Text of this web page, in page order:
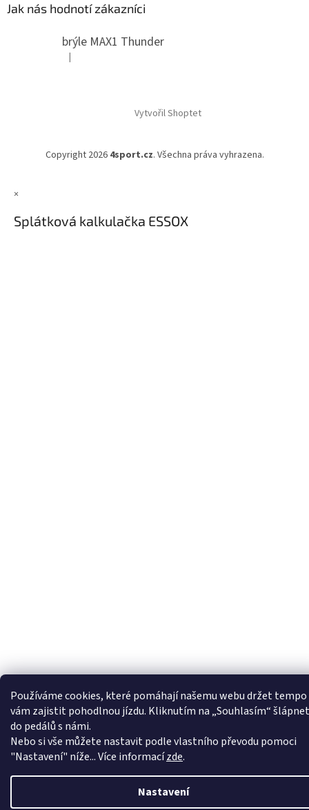
Používáme cookies, které pomáhají našemu webu držet tempo
vám zajistit pohodlnou jízdu. Kliknutím na „Souhlasím“
do pedálů s námi.
Nebo si vše můžete nastavit podle vlastního převodu pomoci
"Nastavení" níže... Více informacízde.
Nastavení
Jak nás hodnotí zákazníci
brýle MAX1 Thunder
Hodnocení produktu je 5 z 5 hvězdiček.
|
Vytvořil Shoptet
Copyright 2026 4sport.cz. Všechna práva vyhrazena.
×
Splátková kalkulačka ESSOX